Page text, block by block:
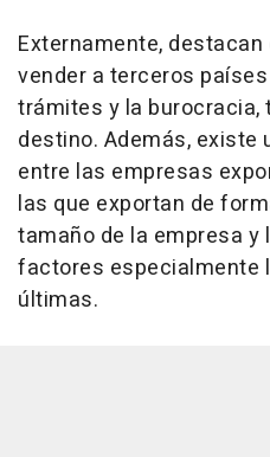
Externamente,
vender a terceros
trámites y la burocracia,
destino. Además, existe
entre las empresas
las que exportan de
tamaño de la empresa
factores especialmente
últimas.